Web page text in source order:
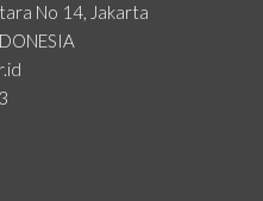
No 14, Jakarta